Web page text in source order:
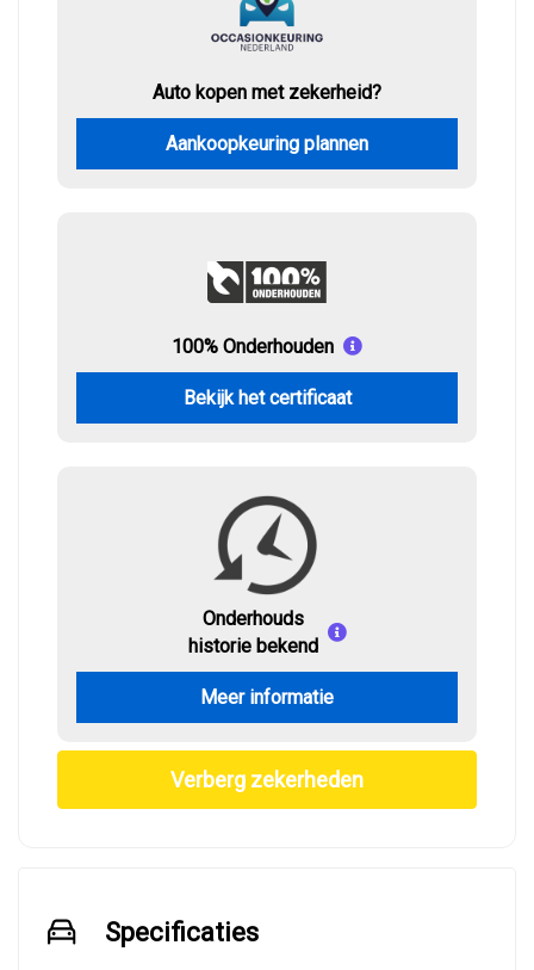
Auto kopen met zekerheid?
Aankoopkeuring plannen
100% Onderhouden
Bekijk het certificaat
Onderhouds
historie bekend
Meer informatie
Verberg zekerheden
Specificaties